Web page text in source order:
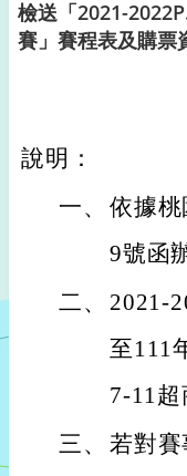
檢送「2021-
賽」賽程表及購票
說明：
一、 依據
9號函
二、
2021-
至111
7-11超
三、 若對